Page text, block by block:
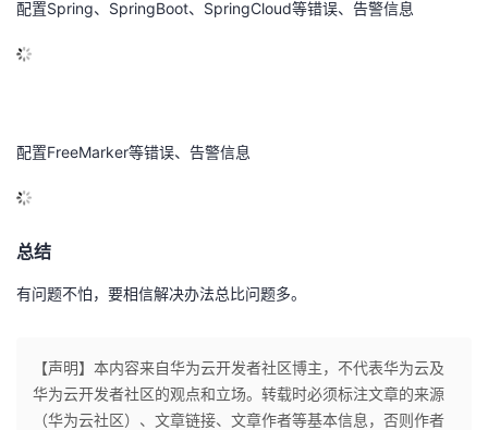
配置Spring、SpringBoot、SpringCloud等错误、告警信息
配置FreeMarker等错误、告警信息
总结
有问题不怕，要相信解决办法总比问题多。
【声明】本内容来自华为云开发者社区博主，不代表华为云及
华为云开发者社区的观点和立场。转载时必须标注文章的来源
（华为云社区）、文章链接、文章作者等基本信息，否则作者